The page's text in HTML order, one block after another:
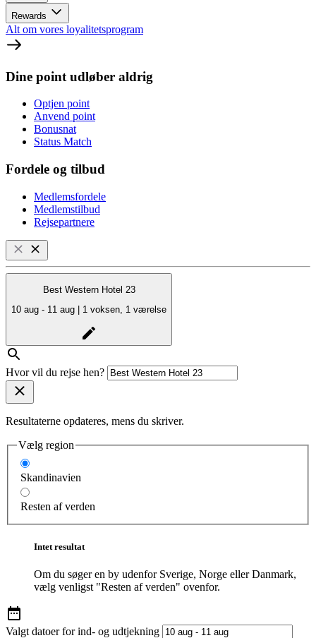
Rewards
Alt om vores loyalitetsprogram
Dine point udløber aldrig
Optjen point
Anvend point
Bonusnat
Status Match
Fordele og tilbud
Medlemsfordele
Medlemstilbud
Rejsepartnere
Best Western Hotel 23
10 aug - 11 aug | 1 voksen, 1 værelse
Hvor vil du rejse hen?
Resultaterne opdateres, mens du skriver.
Vælg region
Skandinavien
Resten af verden
Intet resultat
Om du søger en by udenfor Sverige, Norge eller Danmark,
vælg venligst "Resten af verden" ovenfor.
Valgt datoer for ind- og udtjekning